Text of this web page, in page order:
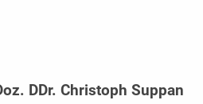
DDr. Christoph Suppan